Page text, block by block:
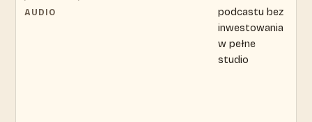
AUDIO
podcastu bez
inwestowania
w pełne
studio